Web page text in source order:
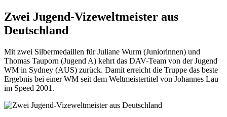
Zwei Jugend-Vizeweltmeister aus
Deutschland
Mit zwei Silbermedaillen für Juliane Wurm (Juniorinnen) und
Thomas Tauporn (Jugend A) kehrt das DAV-Team von der Jugend
WM in Sydney (AUS) zurück. Damit erreicht die Truppe das beste
Ergebnis bei einer WM seit dem Weltmeistertitel von Johannes Lau
im Speed 2001.